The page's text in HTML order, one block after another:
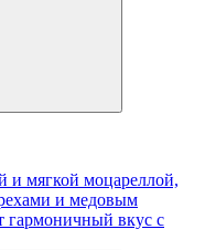
и мягкой моцареллой,
и медовым
гармоничный вкус с